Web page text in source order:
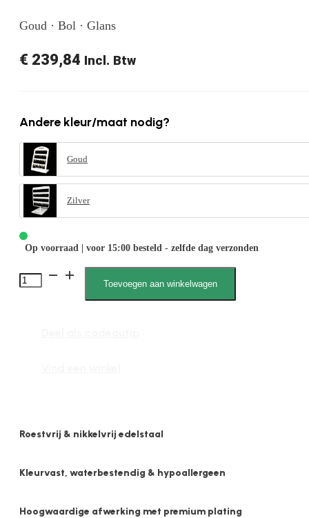
Goud · Bol · Glans
€ 239,84 Incl. Btw
Andere kleur/maat nodig?
Goud
Zilver
Op voorraad | voor 15:00 besteld - zelfde dag verzonden
Isabel
Toevoegen aan winkelwagen
Roestvrij & nikkelvrij edelstaal
Kleurvast, waterbestendig & hypoallergeen
Hoogwaardige afwerking met premium plating